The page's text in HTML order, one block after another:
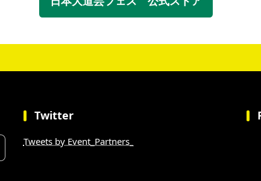
Twitter
Tweets by Event_Partners_